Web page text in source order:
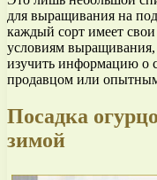
для выращивания на
каждый сорт имеет
условиям выращивания,
изучить информацию о
продавцом или
Посадка
зимой